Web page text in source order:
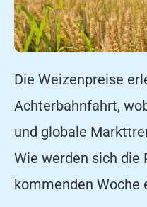
Die Weizenpreise
Achterbahnfahrt,
und globale
Wie werden sich die
kommenden Woche